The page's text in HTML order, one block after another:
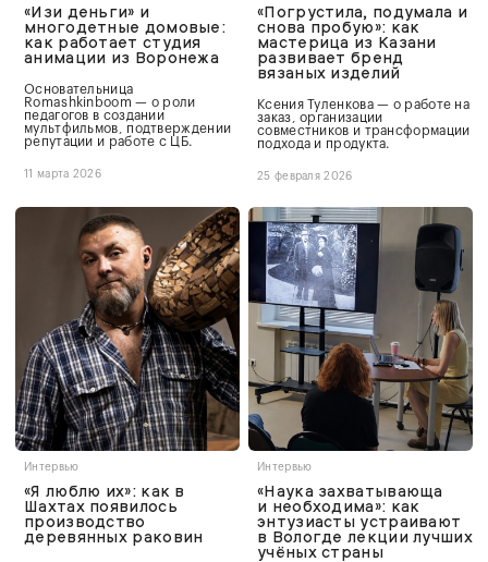
«Изи деньги» и
многодетные домовые:
как работает студия
анимации из Воронежа
Основательница
Romashkinboom — о роли
педагогов в создании
мультфильмов, подтверждении
репутации и работе с ЦБ.
11 марта 2026
«Погрустила, подумала и
снова пробую»: как
мастерица из Казани
развивает бренд
вязаных изделий
Ксения Туленкова — о работе на
заказ, организации
совместников и трансформации
подхода и продукта.
25 февраля 2026
Интервью
«Я люблю их»: как в
Шахтах появилось
производство
деревянных раковин
Интервью
«Наука захватывающа
и необходима»: как
энтузиасты устраивают
в Вологде лекции лучших
учёных страны